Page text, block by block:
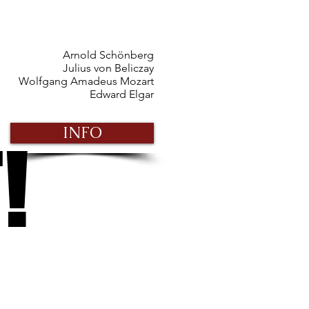
Arnold Schönberg
Julius von Beliczay
Wolfgang Amadeus Mozart
Edward Elgar
INFO